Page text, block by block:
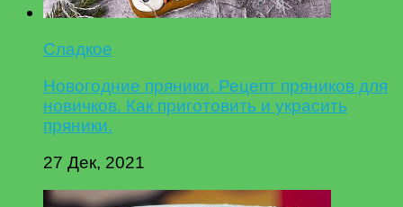
Сладкое
Новогодние пряники. Рецепт пряников для
новичков. Как приготовить и украсить
пряники.
27 Дек, 2021